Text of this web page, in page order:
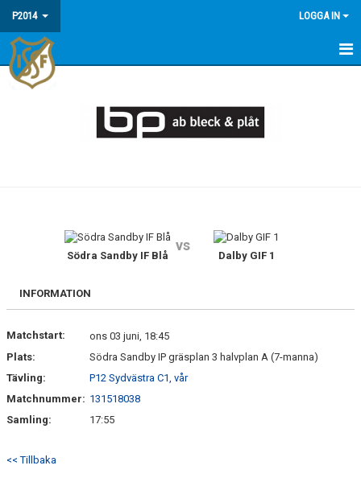
P2014 LOGGA IN
HEM
BILDGALLERI
KONTAKT
Södra Sandby IF Blå
vs
Dalby GIF 1
INFORMATION
Matchstart:
ons 03 juni, 18:45
Plats:
Södra Sandby IP gräsplan 3 halvplan A (7-manna)
Tävling:
P12 Sydvästra C1, vår
Matchnummer: 131518038
Samling:
17:55
<< Tillbaka